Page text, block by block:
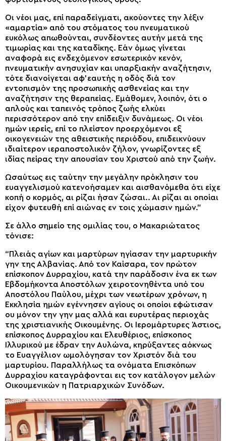
Οι νέοι μας, επί παραδείγματι, ακούοντες την λέξιν
«αμαρτία» από του στόματος του πνευματικού
ευκόλως απωθούνται, συνδέοντες αυτήν μετά της
τιμωρίας και της καταδίκης. Εάν όμως γίνεται
αναφορά εις ενδεχόμενον εσωτερικόν κενόν,
πνευματικήν ανησυχίαν και υπαρξιακήν αναζήτησιν,
τότε διανοίγεται αφ’εαυτής η οδός διά τον
εντοπισμόν της προσωπικής ασθενείας και την
αναζήτησιν της θεραπείας. Εμάθομεν, λοιπόν, ότι ο
απλούς και ταπεινός τρόπος ζωής ελκύει
περισσότερον από την επίδειξιν δυνάμεως. Οι νέοι
ημών ιερείς, επί το πλείστον προερχόμενοι εξ
οικογενειών της αθειστικής περιόδου, επιδεικνύουν
ιδιαίτερον ιεραποστολικόν ζήλον, γνωρίζοντες εξ
ιδίας πείρας την απουσίαν του Χριστού από την ζωήν.
Ωσαύτως εις ταύτην την μεγάλην πρόκλησιν του
ευαγγελισμού κατενοήσαμεν και αισθανόμεθα ότι είχε
κοπή ο κορμός, αι ρίζαι ήσαν ζώσαι.. Αι ρίζαι αι οποίαι
είχον φυτευθή επί αιώνας εν τοις χώμασιν ημών.”
Σε άλλο σημείο της ομιλίας του, ο Μακαριώτατος
τόνισε:
“Πλειάς αγίων και μαρτύρων ηγίασαν την μαρτυρικήν
γην της Αλβανίας. Από τον Καίσαρα, τον πρώτον
επίσκοπον Δυρραχίου, κατά την παράδοσιν ένα εκ των
Εβδομήκοντα Αποστόλων χειροτονηθέντα υπό του
Αποστόλου Παύλου, μέχρι των νεωτέρων χρόνων, η
Εκκλησία ημών εγέννησεν αγίους οι οποίοι εφώτισαν
ου μόνον την γην μας αλλά και ευρυτέρας περιοχάς
της χριστιανικής Οικουμένης. Οι Ιερομάρτυρες Άστιος,
επίσκοπος Δυρραχίου και Ελευθέριος, επίσκοπος
Ιλλυρικού με έδραν την Αυλώνα, κηρύξαντες αόκνως
το Ευαγγέλιον ωμολόγησαν τον Χριστόν διά του
μαρτυρίου. Παραλλήλως τα ονόματα Επισκόπων
Δυρραχίου καταγράφονται εις τον κατάλογον μελών
Οικουμενικών η Πατριαρχικών Συνόδων.